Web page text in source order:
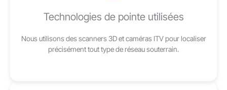
Technologies de pointe utilisées
Nous utilisons des scanners 3D et caméras ITV pour localiser
précisément tout type de réseau souterrain.